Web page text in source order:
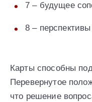
7 – будущее
8 –
Карты способны
Перевернутое
что решение